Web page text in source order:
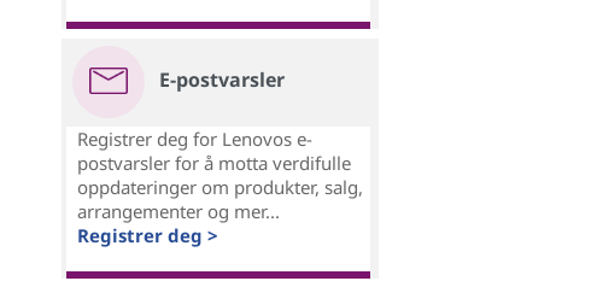
E-postvarsler
Registrer deg for Lenovos e-
postvarsler for å motta verdifulle
oppdateringer om produkter, salg,
arrangementer og mer...
Registrer deg >